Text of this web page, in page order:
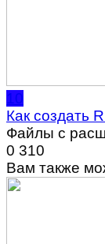
10
Как создать
Файлы с
0 310
Вам также